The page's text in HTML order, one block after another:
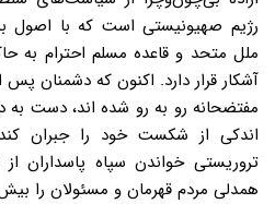
رژیم صهیونیستی است که با اصول
ملل متحد و قاعده مسلم احترام به
آشکار قرار دارد. اکنون که دشمنان
مفتضحانه رو به رو شده اند، دست به
اندکی از شکست خود را جبران
تروریستی خواندن سپاه پاسداران
همدلی مردم قهرمان و مسئولان را